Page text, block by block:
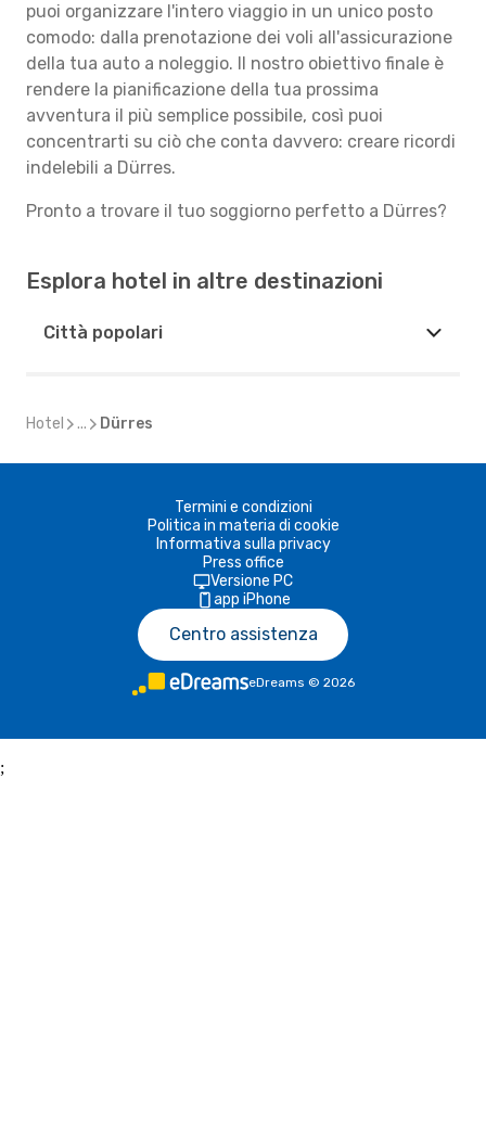
puoi organizzare l'intero viaggio in un unico posto
comodo: dalla prenotazione dei voli all'assicurazione
della tua auto a noleggio. Il nostro obiettivo finale è
rendere la pianificazione della tua prossima
avventura il più semplice possibile, così puoi
concentrarti su ciò che conta davvero: creare ricordi
indelebili a Dürres.
Pronto a trovare il tuo soggiorno perfetto a Dürres?
Esplora hotel in altre destinazioni
Città popolari
Hotel ... Dürres
Termini e condizioni
Politica in materia di cookie
Informativa sulla privacy
Press office
Versione PC
app iPhone
Centro assistenza
eDreams © 2026
;